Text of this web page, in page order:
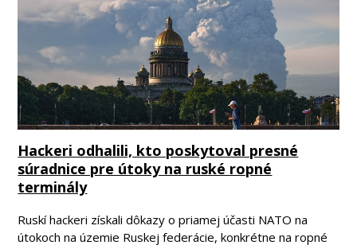
Hackeri odhalili, kto poskytoval presné
súradnice pre útoky na ruské ropné
terminály
Ruskí hackeri získali dôkazy o priamej účasti NATO na
útokoch na územie Ruskej federácie, konkrétne na ropné